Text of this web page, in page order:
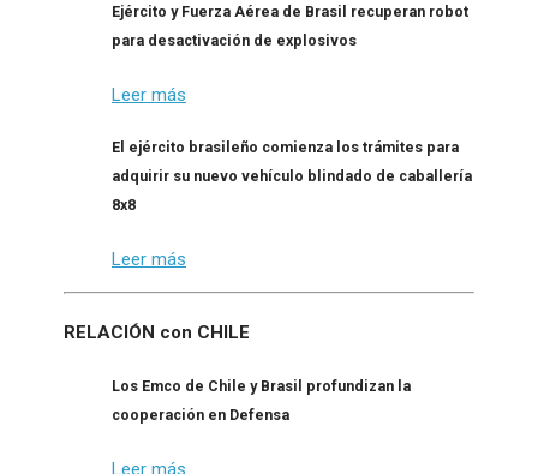
Ejército y Fuerza Aérea de Brasil recuperan robot
para desactivación de explosivos
Leer más
El ejército brasileño comienza los trámites para
adquirir su nuevo vehículo blindado de caballería
8x8
Leer más
RELACIÓN con CHILE
Los Emco de Chile y Brasil profundizan la
cooperación en Defensa
Leer más